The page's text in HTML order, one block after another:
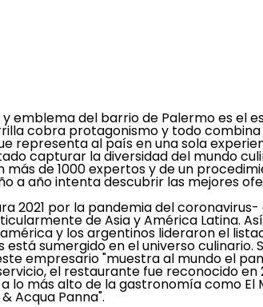
emblema del barrio de Palermo es el
cobra protagonismo y todo combina
representa al país en una sola
capturar la diversidad del mundo
de 1000 expertos y de un
a año intenta descubrir las mejores
2021 por la pandemia del
de Asia y América Latina.
y los argentinos lideraron el
está sumergido en el universo culinario.
empresario "muestra al mundo el
el restaurante fue reconocido en
lo más alto de la gastronomía como El
Acqua Panna".